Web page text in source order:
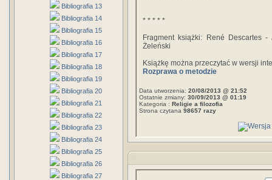
Bibliografia 13
Bibliografia 14
Bibliografia 15
Bibliografia 16
Bibliografia 17
Bibliografia 18
Bibliografia 19
Bibliografia 20
Bibliografia 21
Bibliografia 22
Bibliografia 23
Bibliografia 24
Bibliografia 25
Bibliografia 26
Bibliografia 27
* * * * *
Fragment książki: René Descartes -
Żeleński
Książkę można przeczytać w wersji
Rozprawa o metodzie
Data utworzenia: 20/08/2013 @ 21:52
Ostatnie zmiany: 30/09/2013 @ 01:19
Kategoria : Religie a filozofia
Strona czytana 98657 razy